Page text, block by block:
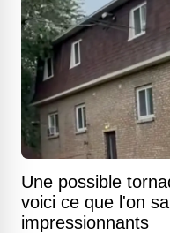
Une possible
voici ce que l'on
impressionnants